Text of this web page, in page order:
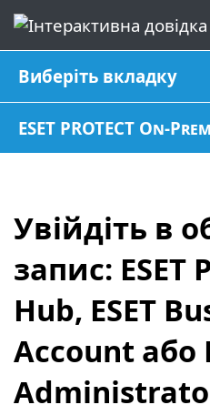
Виберіть вкладку
ESET PROTECT On-
Увійдіть в
запис: ESET
Hub, ESET
Account або